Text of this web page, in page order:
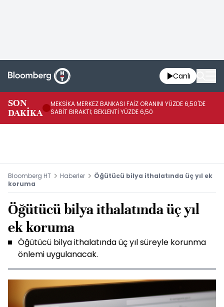
Canlı
SON
DAKİKA
MEKSİKA MERKEZ BANKASI FAİZ ORANINI YÜZDE 6,50'DE
SABİT BIRAKTI; BEKLENTİ YÜZDE 6,50
Bloomberg HT Haberler
Öğütücü bilya ithalatında üç yıl ek
koruma
Öğütücü bilya ithalatında üç yıl
ek koruma
Öğütücü bilya ithalatında üç yıl süreyle korunma
önlemi uygulanacak.